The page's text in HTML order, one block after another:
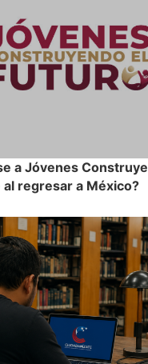
a Jóvenes
regresar a México?